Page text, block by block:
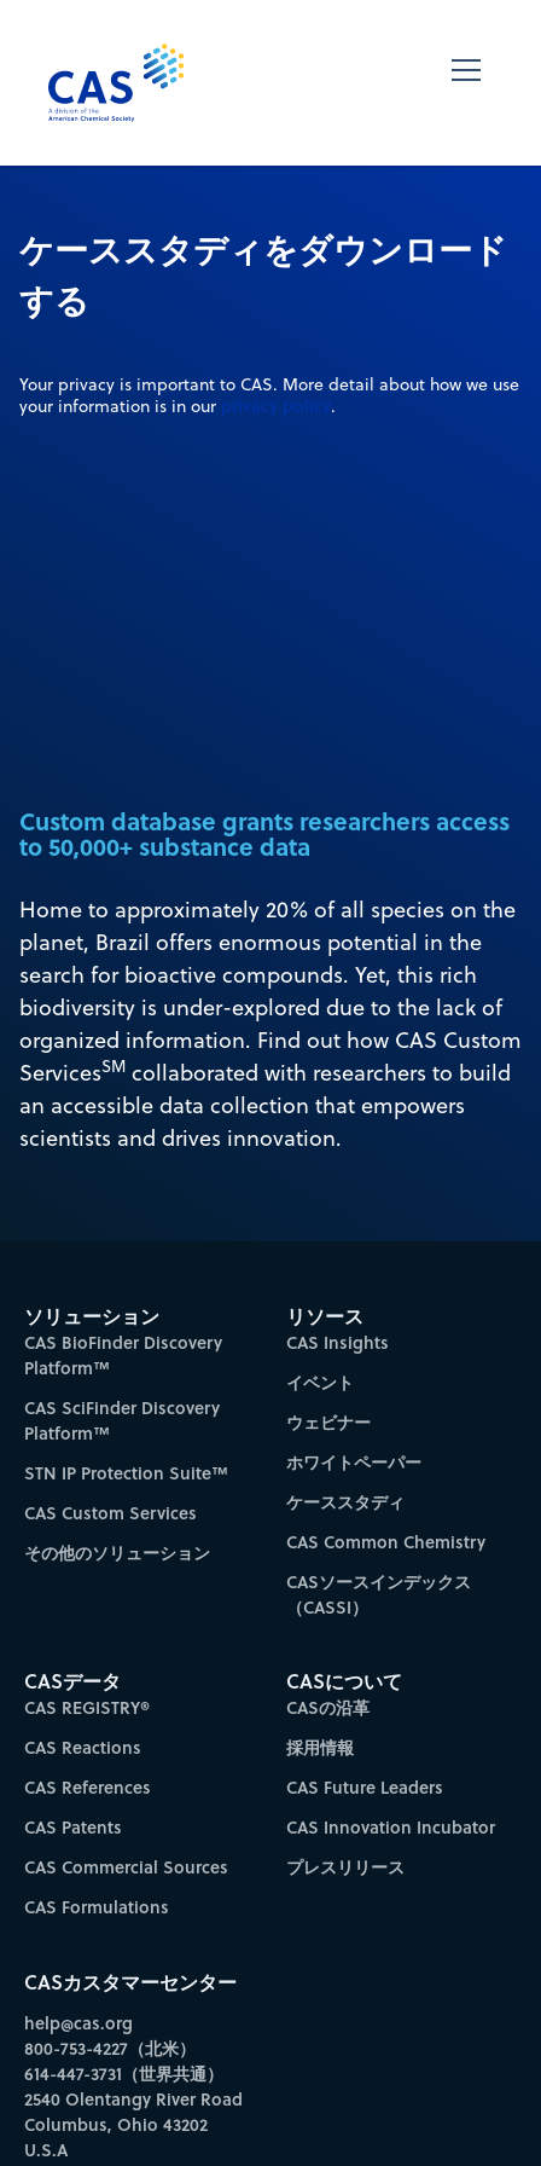
ケーススタディをダウンロード
する
Your privacy is important to CAS. More detail about how we use
your information is in our privacy policy.
Custom database grants researchers access
to 50,000+ substance data
Home to approximately 20% of all species on the
planet, Brazil offers enormous potential in the
search for bioactive compounds. Yet, this rich
biodiversity is under-explored due to the lack of
organized information. Find out how CAS Custom
ServicesSM collaborated with researchers to build
an accessible data collection that empowers
scientists and drives innovation.
ソリューション
CAS BioFinder Discovery
Platform™
CAS SciFinder Discovery
Platform™
STN IP Protection Suite™
CAS Custom Services
その他のソリューション
リソース
CAS Insights
イベント
ウェビナー
ホワイトペーパー
ケーススタディ
CAS Common Chemistry
CASソースインデックス
（CASSI）
CASデータ
CAS REGISTRY®
CAS Reactions
CAS References
CAS Patents
CAS Commercial Sources
CAS Formulations
CASについて
CASの沿革
採用情報
CAS Future Leaders
CAS Innovation Incubator
プレスリリース
CASカスタマーセンター
help@cas.org
800-753-4227（北米）
614-447-3731（世界共通）
2540 Olentangy River Road
Columbus, Ohio 43202
U.S.A